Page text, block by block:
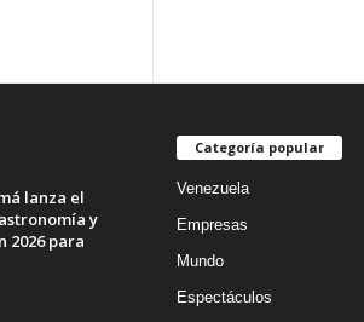
lanza el
y
2026 para
Categoría popular
Venezuela
Empresas
Mundo
Espectáculos